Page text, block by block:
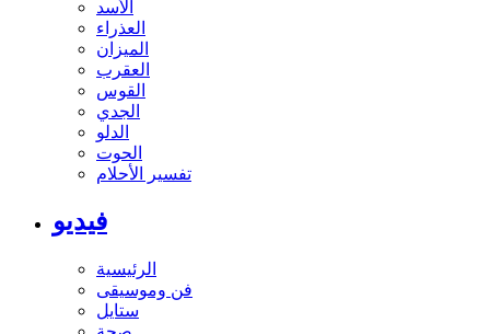
الأسد
العذراء
الميزان
العقرب
القوس
الجدي
الدلو
الحوت
تفسير الأحلام
فيديو
الرئيسية
فن وموسيقى
ستايل